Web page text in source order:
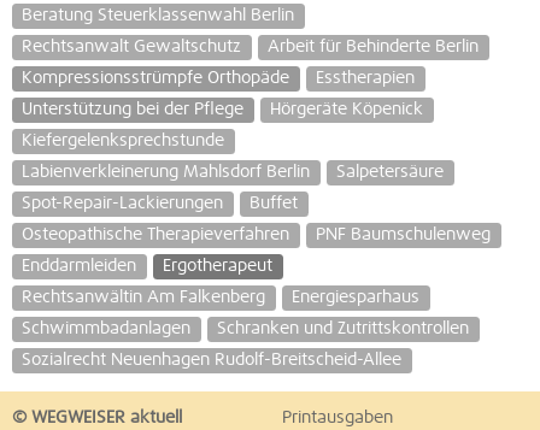
Beratung Steuerklassenwahl Berlin
Rechtsanwalt Gewaltschutz
Arbeit für Behinderte Berlin
Kompressionsstrümpfe Orthopäde
Esstherapien
Unterstützung bei der Pflege
Hörgeräte Köpenick
Kiefergelenksprechstunde
Labienverkleinerung Mahlsdorf Berlin
Salpetersäure
Spot-Repair-Lackierungen
Buffet
Osteopathische Therapieverfahren
PNF Baumschulenweg
Enddarmleiden
Ergotherapeut
Rechtsanwältin Am Falkenberg
Energiesparhaus
Schwimmbadanlagen
Schranken und Zutrittskontrollen
Sozialrecht Neuenhagen Rudolf-Breitscheid-Allee
© WEGWEISER aktuell
Printausgaben